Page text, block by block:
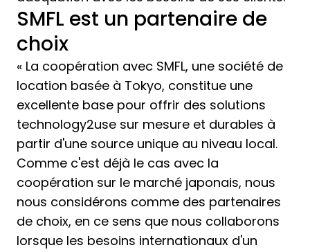
SMFL est un partenaire de
choix
« La coopération avec SMFL, une société de
location basée à Tokyo, constitue une
excellente base pour offrir des solutions
technology2use sur mesure et durables à
partir d'une source unique au niveau local.
Comme c'est déjà le cas avec la
coopération sur le marché japonais, nous
nous considérons comme des partenaires
de choix, en ce sens que nous collaborons
lorsque les besoins internationaux d'un